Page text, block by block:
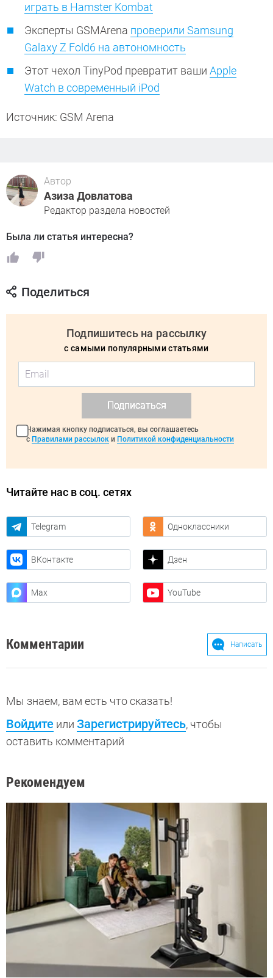
играть в Hamster Kombat
Эксперты GSMArena проверили Samsung
Galaxy Z Fold6 на автономность
Этот чехол TinyPod превратит ваши Apple
Watch в современный iPod
Источник: GSM Arena
Автор
Азиза Довлатова
Редактор раздела новостей
Была ли статья интересна?
Поделиться
Подпишитесь на рассылку
с самыми популярными статьями
Подписаться
Нажимая кнопку подписаться, вы соглашаетесь
с Правилами рассылок и Политикой конфиденциальности
Читайте нас в соц. сетях
Telegram Одноклассники
ВКонтакте Дзен
Max YouTube
Комментарии Написать
Мы знаем, вам есть что сказать!
Войдите или Зарегистрируйтесь, чтобы
оставить комментарий
Рекомендуем